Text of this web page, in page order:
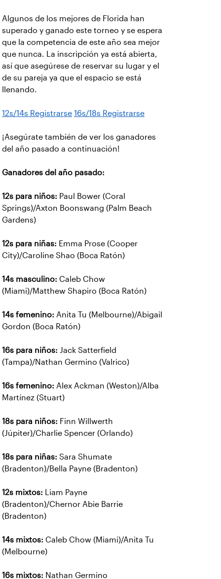
Algunos de los mejores de Florida han
superado y ganado este torneo y se espera
que la competencia de este año sea mejor
que nunca. La inscripción ya está abierta,
así que asegúrese de reservar su lugar y el
de su pareja ya que el espacio se está
llenando.
12s/14s Registrarse 16s/18s Registrarse
¡Asegúrate también de ver los ganadores
del año pasado a continuación!
Ganadores del año pasado:
12s para niños: Paul Bower (Coral
Springs)/Axton Boonswang (Palm Beach
Gardens)
12s para niñas: Emma Prose (Cooper
City)/Caroline Shao (Boca Ratón)
14s masculino: Caleb Chow
(Miami)/Matthew Shapiro (Boca Ratón)
14s femenino: Anita Tu (Melbourne)/Abigail
Gordon (Boca Ratón)
16s para niños: Jack Satterfield
(Tampa)/Nathan Germino (Valrico)
16s femenino: Alex Ackman (Weston)/Alba
Martínez (Stuart)
18s para niños: Finn Willwerth
(Júpiter)/Charlie Spencer (Orlando)
18s para niñas: Sara Shumate
(Bradenton)/Bella Payne (Bradenton)
12s mixtos:
Liam Payne
(Bradenton)/Chernor Abie Barrie
(Bradenton)
14s mixtos: Caleb Chow (Miami)/Anita Tu
(Melbourne)
16s mixtos: Nathan Germino